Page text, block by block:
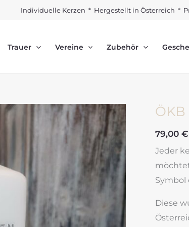
Individuelle Kerzen * Hergestellt in Österreich *
Trauer Vereine Zubehör
79,00 €
Jeder
Symbol
Diese